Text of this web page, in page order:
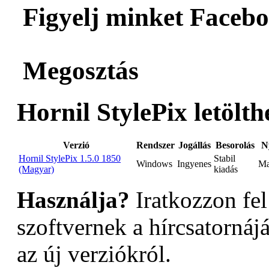
Figyelj minket
Megosztás
Hornil StylePix
Verzió Rendszer Jogállás Besorolás
Hornil StylePix 1.5.0 1850
(Magyar)
Windows Ingyenes
Stabil
kiadás
Használja? Iratkozzon
szoftvernek a
az új verziókról.